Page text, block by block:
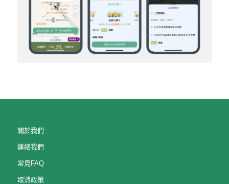
關於我們
連絡我們
常見FAQ
取消政策